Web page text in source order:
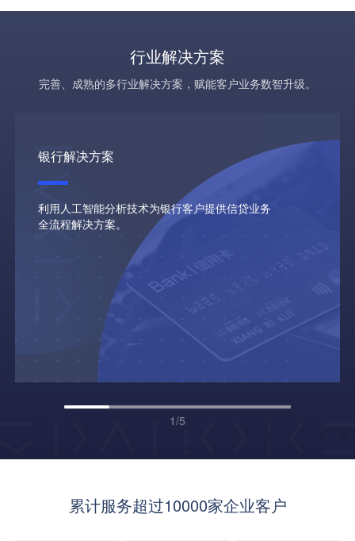
行业解决方案
完善、成熟的多行业解决方案，赋能客户业务数智升级。
银行解决方案
利用人工智能分析技术为银行客户提供信贷业务
全流程解决方案。
1/5
累计服务超过10000家企业客户